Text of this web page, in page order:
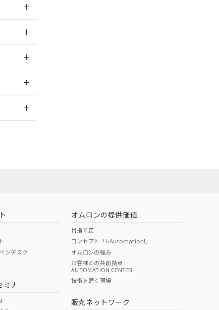
ンデスク
ミナ
オムロンの提供価値
目指す姿
コンセプト「i-Automation!」
オムロンの強み
お客様との共創拠点
AUTOMATION CENTER
技術を磨く現場
販売ネットワーク